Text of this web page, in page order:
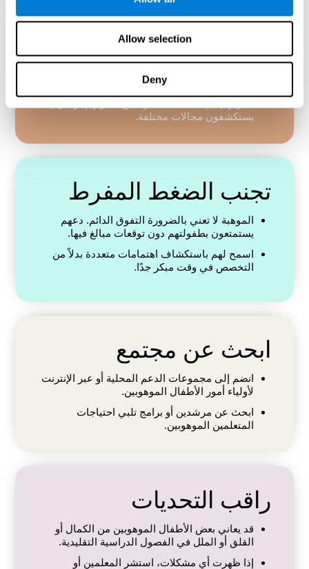
Allow selection
Deny
توفير الإثراء في المنزل
عرضهم على الكتب والألغاز وأنشطة العلوم
الفنون بناءً على اهتماماتهم.
يستكشفون مجالات مختلفة.
تجنب الضغط المفرط
الموهبة لا تعني بالضرورة التفوق الدائم. دعهم
يستمتعون بطفولتهم دون توقعات مبالغ فيها.
اسمح لهم باستكشاف اهتمامات متعددة بدلاً من
التخصص في وقت مبكر جدًا.
ابحث عن مجتمع
انضم إلى مجموعات الدعم المحلية أو عبر الإنترنت
لأولياء أمور الأطفال الموهوبين.
ابحث عن مرشدين أو برامج تلبي احتياجات
المتعلمين الموهوبين.
راقب التحديات
قد يعاني بعض الأطفال الموهوبين من الكمال أو
القلق أو الملل في الفصول الدراسية التقليدية.
إذا ظهرت أي مشكلات، استشر المعلمين أو